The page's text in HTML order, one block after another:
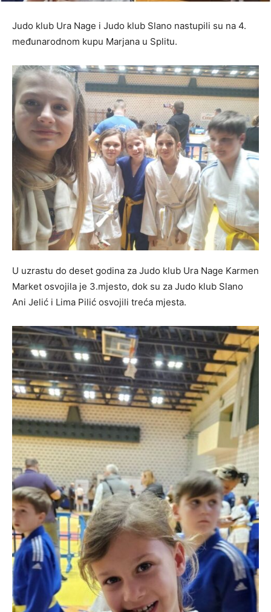
Judo klub Ura Nage i Judo klub Slano nastupili su na 4.
međunarodnom kupu Marjana u Splitu.
U uzrastu do deset godina za Judo klub Ura Nage Karmen
Market osvojila je 3.mjesto, dok su za Judo klub Slano
Ani Jelić i Lima Pilić osvojili treća mjesta.